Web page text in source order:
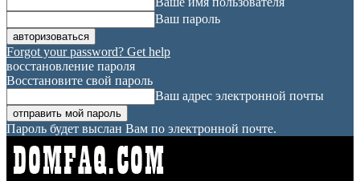
Ваш пароль
Forgot your password? Get help
восстановление пароля
Восстановите свой пароль
Ваш адрес электронной почты
Пароль будет выслан Вам по электронной почте.